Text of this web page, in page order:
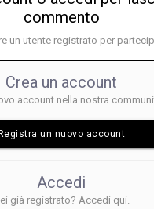
commento
un utente registrato per
Crea un account
account nella nostra
un nuovo account
Accedi
già registrato? Accedi qui.